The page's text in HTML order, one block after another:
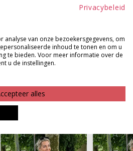
helemaal af en geven niet
maar zijn ook nog eens super
te combineren binnen
set!
LOOK COMPLEET
Privacybeleid
analyse van onze bezoekersgegevens, om
inhoud te tonen en om u
te bieden. Voor meer informatie over de
u de instellingen.
alles